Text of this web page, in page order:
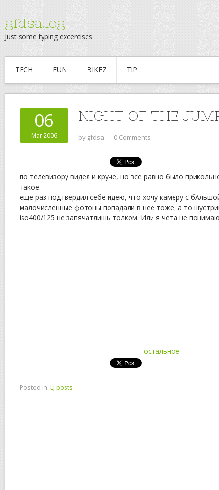
gfdsa.log
Just some typing excercises
TECH FUN BIKEZ TIP
06
Mar 2006
NIGHT OF THE
by gfdsa ⋅ 0 Comments
по телевизору видел и круче, но все равно было
такое.
еще раз подтвердил себе идею, что хочу камеру с
малочисленные фотоны попадали в нее тоже, а то
iso400/125 не запячатлишь толком. Или я чета не
остальное
Posted in: LJ posts